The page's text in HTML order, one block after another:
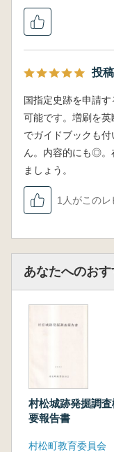
投
国指定史跡を申請
可能です。増刷を
でガイドブックも
ん。内容的にも◎。
ましょう。
1人がこの
あなたへのお
村松城跡発掘調査
要報告書
村松町教育委員会